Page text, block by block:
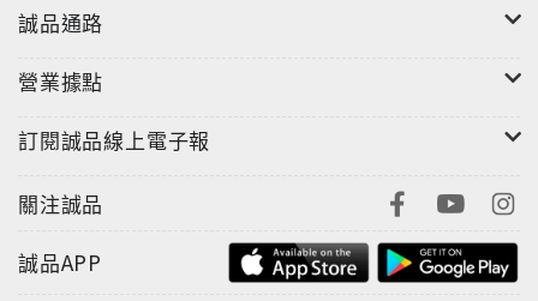
誠品通路
營業據點
訂閱誠品線上電子報
關注誠品
誠品APP